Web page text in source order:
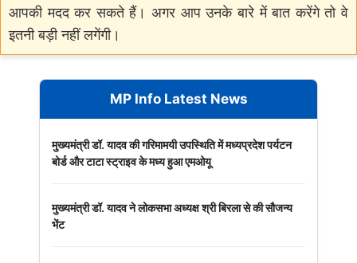
आपकी मदद कर सकते हैं। अगर आप उनके बारे में बात करेंगे तो वे
इतनी बड़ी नहीं लगेंगी।
MP Info Latest News
मुख्यमंत्री डॉ. यादव की गरिमामयी उपस्थिति में मध्यप्रदेश पर्यटन
बोर्ड और टाटा स्ट्राइव के मध्य हुआ एमओयू
मुख्यमंत्री डॉ. यादव ने लोकसभा अध्यक्ष श्री बिरला से की सौजन्य
भेंट